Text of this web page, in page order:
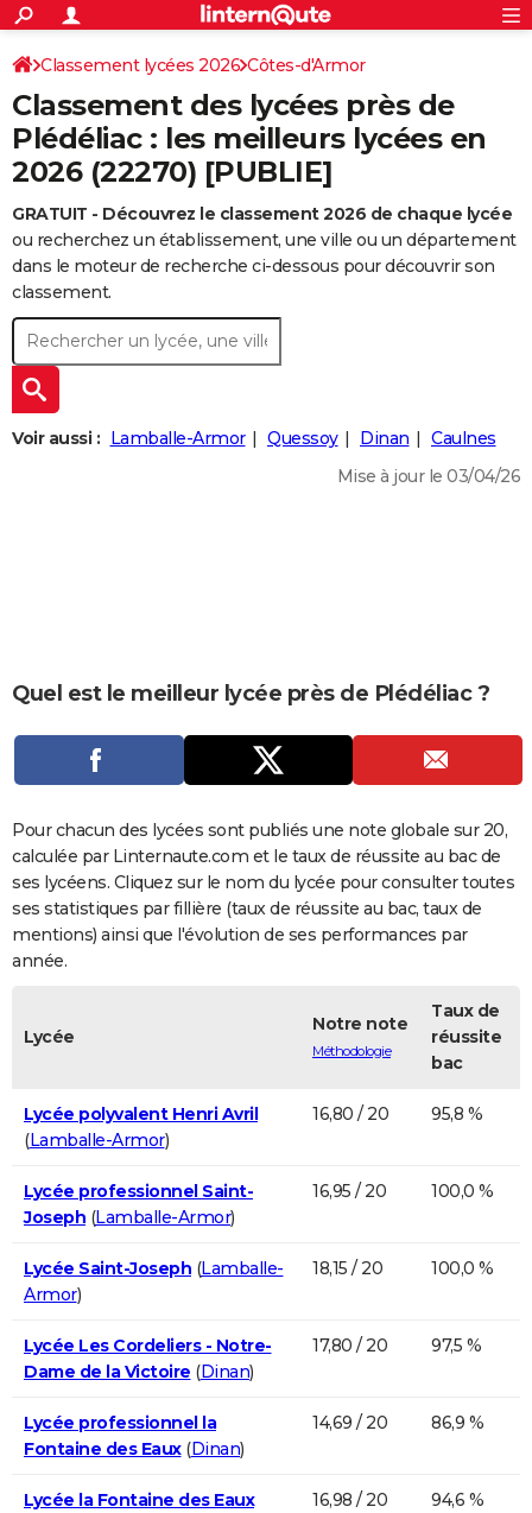
ACTUALITÉS
Politique
Société
Faits Divers
Education
Monde
Villes
+
SPORT
Coupe du monde 2026
Football
Tennis
Cyclisme
Rugby
Forum
CULTURE
Programme TV
TNT
Streaming
Cinéma
Sorties cinéma
Musique
+
FINANCE
Retraite
Impôts
Epargne
Immobilier
Risques naturels par ville
Banque
Assurance
Crédit
AUTO
Essais
Réserver un essai
Citadines
Berlines
SUV
Forum auto
+
HIGH-TECH
BRICOLAGE
Forum
Aménagement intérieur
Extérieur
Cuisine
Salle de bains
Jardinage
Rangement
+WEEK-END
Guides de France
Escapades
Patrimoine
Expositions
Musées
Week-end nature
+
LIFESTYLE
CARTE DE VOEUX
Carte de Noël
Carte Bonne année
Carte Saint-Valentin
Carte Pâques
Carte d'anniversaire
DICTIONNAIRE
COPAINS D'AVANT
S'inscrire
Se connecter
Lycées
Collèges
Primaires
Universités
Entreprises
Service militaire
Avis de recherche
AVIS DE DÉCÈS
FORUM
S'inscrire
Connexion
Classement lycées 2026 Côtes-d'Armor
Classement des lycées près de
Plédéliac : les meilleurs lycées en
2026 (22270) [PUBLIE]
GRATUIT - Découvrez le classement 2026 de chaque lycée
ou recherchez un établissement, une ville ou un département
dans le moteur de recherche ci-dessous pour découvrir son
classement.
Voir aussi : Lamballe-Armor Quessoy Dinan
Caulnes
Mise à jour le 03/04/26
Quel est le meilleur lycée près de Plédéliac ?
Pour chacun des lycées sont publiés une note globale sur 20,
calculée par Linternaute.com et le taux de réussite au bac de
ses lycéens. Cliquez sur le nom du lycée pour consulter toutes
ses statistiques par fillière (taux de réussite au bac, taux de
mentions) ainsi que l'évolution de ses performances par
année.
Lycée
Notre note
Méthodologie
Taux de
réussite
bac
Lycée polyvalent Henri Avril
(Lamballe-Armor)
16,80 / 20 95,8 %
Lycée professionnel Saint-
Joseph (Lamballe-Armor)
16,95 / 20 100,0 %
Lycée Saint-Joseph (Lamballe-
Armor)
18,15 / 20 100,0 %
Lycée Les Cordeliers - Notre-
Dame de la Victoire (Dinan)
17,80 / 20 97,5 %
Lycée professionnel la
Fontaine des Eaux(Dinan)
14,69 / 20 86,9 %
Lycée la Fontaine des Eaux
16,98 / 20 94,6 %